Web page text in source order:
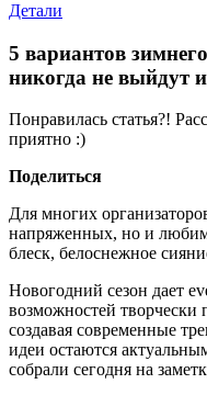
Детали
5 вариантов
никогда не выйдут
Понравилась статья?!
приятно :)
Поделиться
Для многих
напряженных, но и
блеск, белоснежное
Новогодний сезон дает
возможностей
создавая современные
идеи остаются
собрали сегодня на